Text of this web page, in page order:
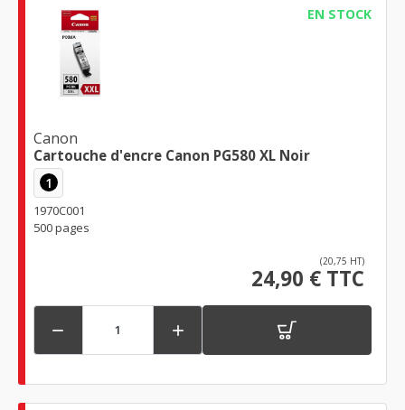
EN STOCK
Canon
Cartouche d'encre Canon PG580 XL Noir
1
1970C001
500 pages
(20,75 HT)
24,90 € TTC
 